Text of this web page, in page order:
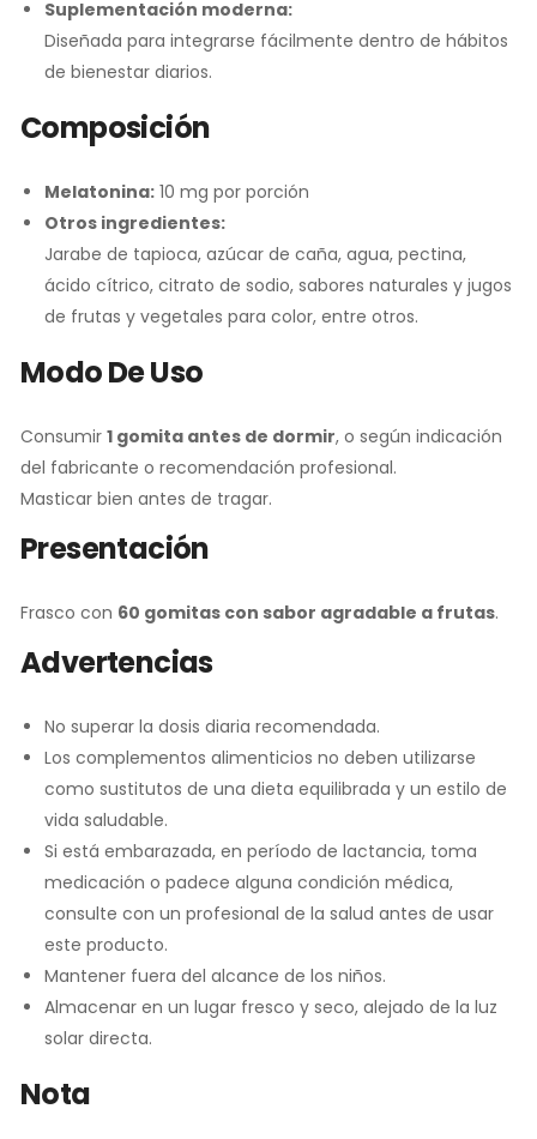
Suplementación moderna:
Diseñada para integrarse fácilmente dentro de hábitos
de bienestar diarios.
Composición
Melatonina: 10 mg por porción
Otros ingredientes:
Jarabe de tapioca, azúcar de caña, agua, pectina,
ácido cítrico, citrato de sodio, sabores naturales y jugos
de frutas y vegetales para color, entre otros.
Modo De Uso
Consumir 1 gomita antes de dormir, o según indicación
del fabricante o recomendación profesional.
Masticar bien antes de tragar.
Presentación
Frasco con 60 gomitas con sabor agradable a frutas.
Advertencias
No superar la dosis diaria recomendada.
Los complementos alimenticios no deben utilizarse
como sustitutos de una dieta equilibrada y un estilo de
vida saludable.
Si está embarazada, en período de lactancia, toma
medicación o padece alguna condición médica,
consulte con un profesional de la salud antes de usar
este producto.
Mantener fuera del alcance de los niños.
Almacenar en un lugar fresco y seco, alejado de la luz
solar directa.
Nota